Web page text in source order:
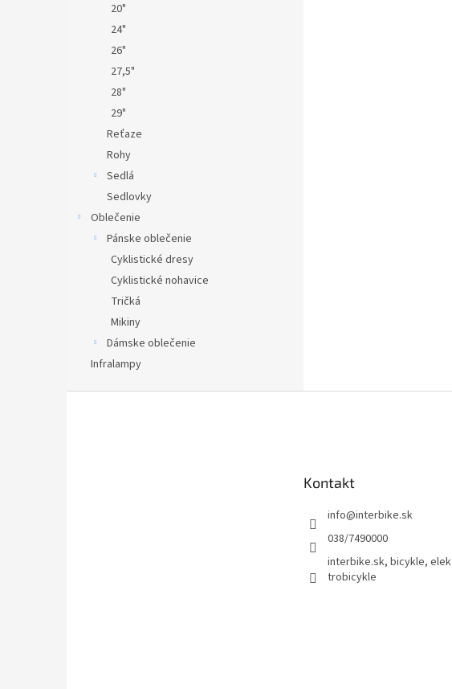
20"
24"
26"
27,5"
28"
29"
Reťaze
Rohy
Sedlá
Sedlovky
Oblečenie
Pánske oblečenie
Cyklistické dresy
Cyklistické nohavice
Tričká
Mikiny
Dámske oblečenie
Infralampy
Kontakt
info@interbike.sk
038/7490000
interbike.sk, bicykle, elek
trobicykle